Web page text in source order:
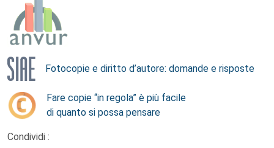
Fotocopie e diritto d’autore: domande e risposte
Fare copie “in regola” è più facile
di quanto si possa pensare
Condividi :